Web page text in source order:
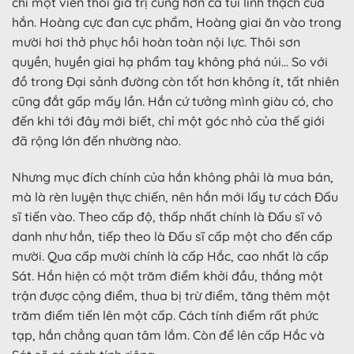
hắn. Hoàng cực đan cực phẩm, Hoàng giai ăn vào trong
mười hơi thở phục hồi hoàn toàn nội lực. Thôi sơn
quyền, huyền giai hạ phẩm tay không phá núi… So với
đồ trong Đại sảnh đường còn tốt hơn không ít, tất nhiên
cũng đắt gấp mấy lần. Hắn cứ tưởng mình giàu có, cho
đến khi tới đây mới biết, chỉ một góc nhỏ của thế giới
đã rộng lớn đến nhường nào.
Nhưng mục đích chính của hắn không phải là mua bán,
mà là rèn luyện thực chiến, nên hắn mới lấy tư cách Đấu
sĩ tiến vào. Theo cấp độ, thấp nhất chính là Đấu sĩ vô
danh như hắn, tiếp theo là Đấu sĩ cấp một cho đến cấp
mười. Qua cấp mười chính là cấp Hắc, cao nhất là cấp
Sát. Hắn hiện có một trăm điểm khởi đầu, thắng một
trận được cộng điểm, thua bị trừ điểm, tăng thêm một
trăm điểm tiến lên một cấp. Cách tính điểm rất phức
tạp, hắn chẳng quan tâm lắm. Còn để lên cấp Hắc và